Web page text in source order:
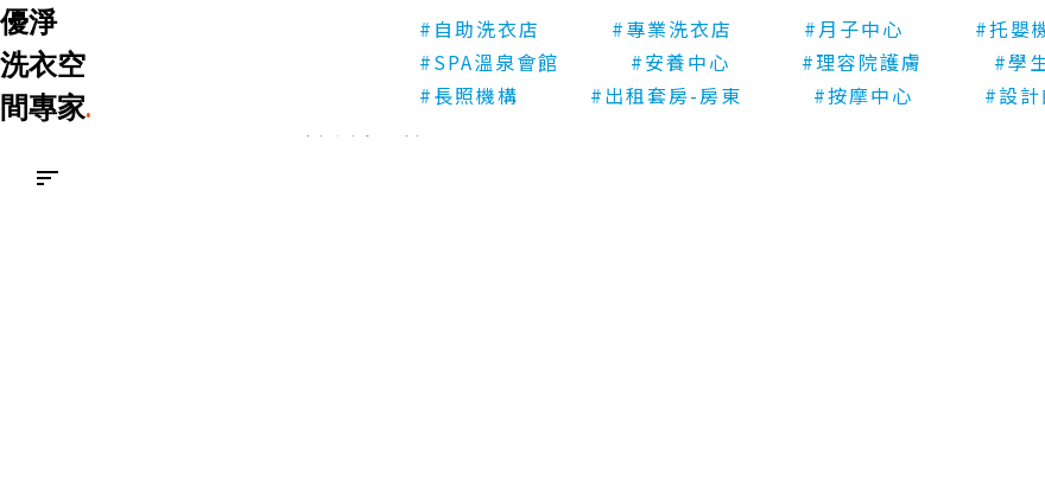
#自助洗衣店 #專業洗衣店 #月子中心 #托嬰
#SPA溫泉會館
#安養中心 #理容院護膚 #學
#長照機構
#出租套房-房東 #按摩中心 #設
優淨
洗衣空
間專家.
WASH HOUSE-台中向上店